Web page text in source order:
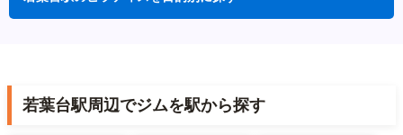
若葉台駅周辺でジムを駅から探す